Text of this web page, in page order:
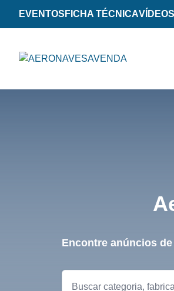
EVENTOS FICHA TÉCNICAVÍDEOS
Encontre anúncios